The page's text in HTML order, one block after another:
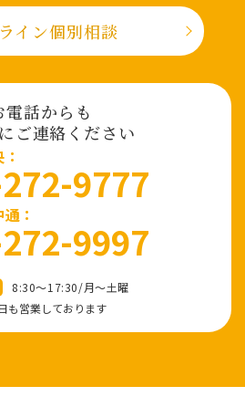
イン個別相談
電話からも
ご連絡ください
：
9777
：
9997
8:30～17:30/⽉〜⼟曜
も営業しております